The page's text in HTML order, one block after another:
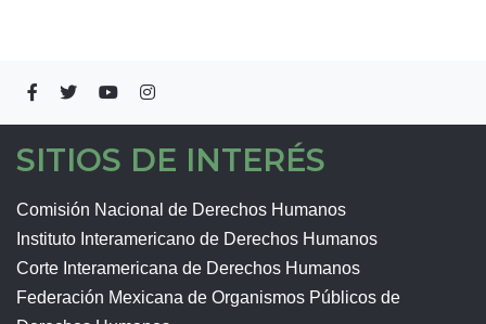
SITIOS DE INTERÉS
Comisión Nacional de Derechos Humanos
Instituto Interamericano de Derechos Humanos
Corte Interamericana de Derechos Humanos
Federación Mexicana de Organismos Públicos de